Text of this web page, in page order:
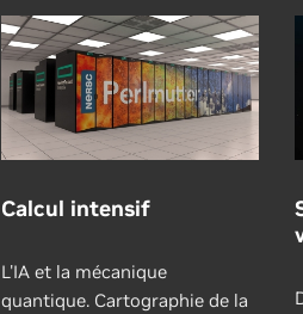
Calcul intensif
L'IA et la mécanique
quantique. Cartographie de la